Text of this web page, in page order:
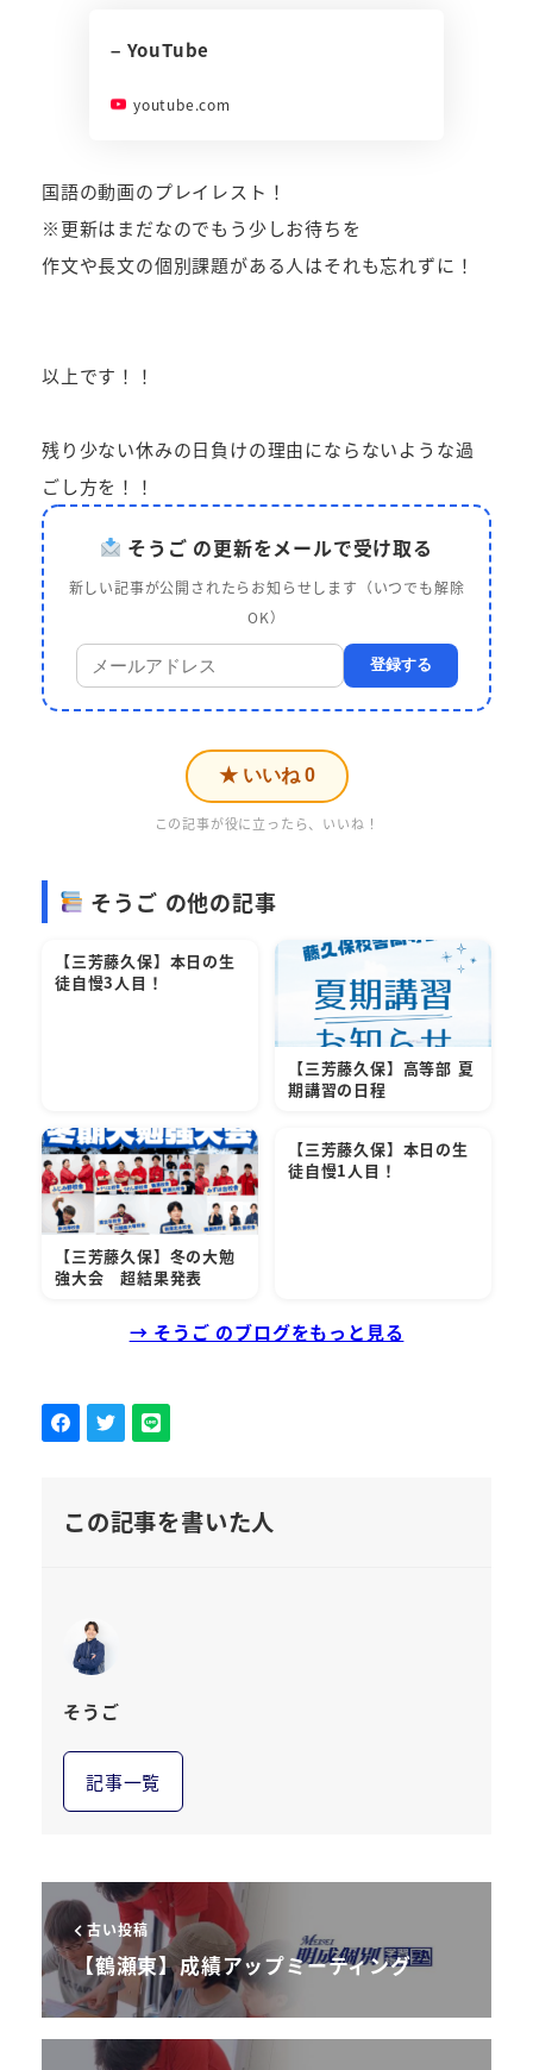
– YouTube
youtube.com
国語の動画のプレイレスト！
※更新はまだなのでもう少しお待ちを
作文や長文の個別課題がある人はそれも忘れずに！
以上です！！
残り少ない休みの日負けの理由にならないような過
ごし方を！！
そうご の更新をメールで受け取る
新しい記事が公開されたらお知らせします（いつでも解除
OK）
登録する
★ いいね 0
この記事が役に立ったら、いいね！
そうご の他の記事
【三芳藤久保】本日の生
徒自慢3人目！
【三芳藤久保】高等部 夏
期講習の日程
【三芳藤久保】冬の大勉
強大会 超結果発表
【三芳藤久保】本日の生
徒自慢1人目！
→ そうご のブログをもっと見る
この記事を書いた人
そうご
記事一覧
古い投稿
【鶴瀬東】成績アップミーティング